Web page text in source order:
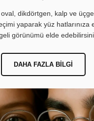
dikdörtgen, kalp ve
yaparak yüz hatlarınıza
görünümü elde
DAHA FAZLA BILGI